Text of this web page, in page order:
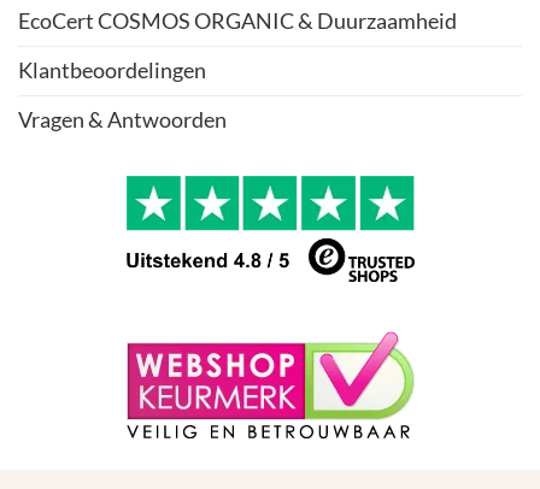
EcoCert COSMOS ORGANIC & Duurzaamheid
Klantbeoordelingen
Vragen & Antwoorden